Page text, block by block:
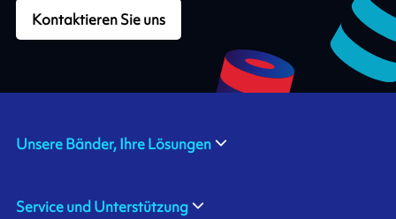
Kontaktieren Sie uns
Unsere Bänder, Ihre Lösungen
Service und Unterstützung